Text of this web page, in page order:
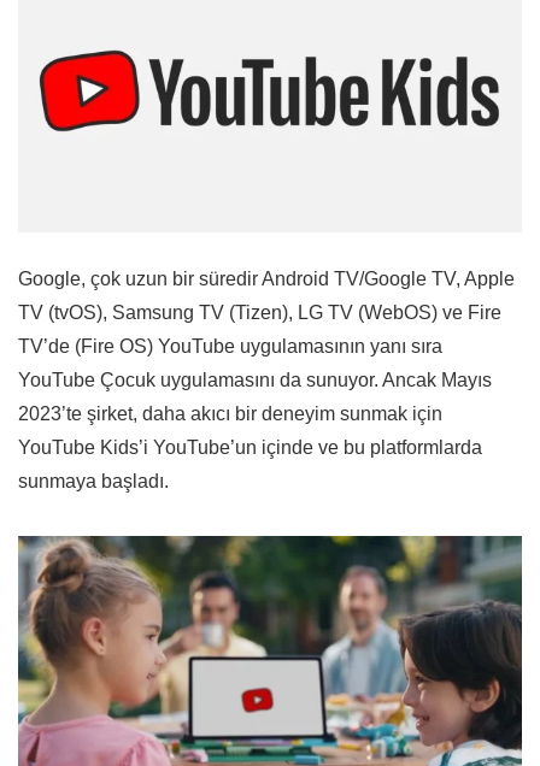
Google, çok uzun bir süredir Android TV/Google TV, Apple
TV (tvOS), Samsung TV (Tizen), LG TV (WebOS) ve Fire
TV’de (Fire OS) YouTube uygulamasının yanı sıra
YouTube Çocuk uygulamasını da sunuyor. Ancak Mayıs
2023’te şirket, daha akıcı bir deneyim sunmak için
YouTube Kids’i YouTube’un içinde ve bu platformlarda
sunmaya başladı.